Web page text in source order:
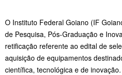
O Instituto Federal Goiano (IF
de Pesquisa, Pós-Graduação e
retificação referente ao edital de
aquisição de equipamentos
científica, tecnológica e de